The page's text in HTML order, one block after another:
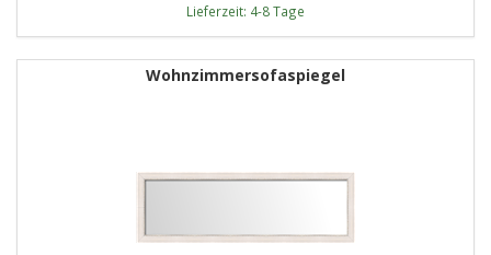
Lieferzeit: 4-8 Tage
Wohnzimmersofaspiegel